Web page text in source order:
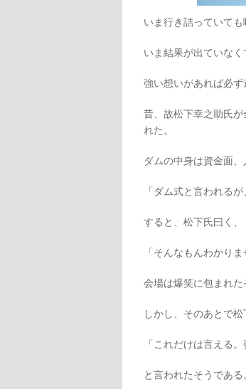
いま行き詰っていても
いま結果が出ていなく
強い想いがあれば必ず
昔、故松下幸之助氏
れた。
ダムの中身は資金面
「ダム式と言われる
すると、松下氏曰く、
「そんなもんわかりま
会場は爆笑に包まれた
しかし、そのあとで松
「これだけは言える
と言われたそうである